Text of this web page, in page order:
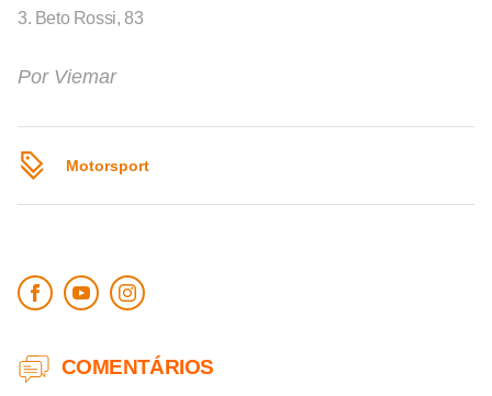
3. Beto Rossi, 83
Por Viemar
Motorsport
COMENTÁRIOS